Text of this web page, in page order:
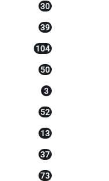
30
39
104
50
3
52
13
37
73